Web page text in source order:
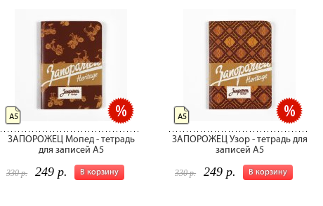
ЗАПОРОЖЕЦ Мопед - тетрадь
для записей А5
В корзину
330 р. 249 р.
А5
ЗАПОРОЖЕЦ Узор - тетрадь для
записей А5
В корзину
330 р. 249 р.
А5